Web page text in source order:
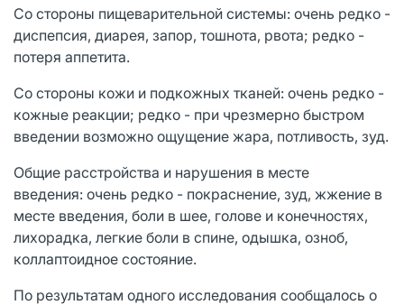
Со стороны пищеварительной системы: очень редко -
диспепсия, диарея, запор, тошнота, рвота; редко -
потеря аппетита.
Со стороны кожи и подкожных тканей: очень редко -
кожные реакции; редко - при чрезмерно быстром
введении возможно ощущение жара, потливость, зуд.
Общие расстройства и нарушения в месте
введения: очень редко - покраснение, зуд, жжение в
месте введения, боли в шее, голове и конечностях,
лихорадка, легкие боли в спине, одышка, озноб,
коллаптоидное состояние.
По результатам одного исследования сообщалось о